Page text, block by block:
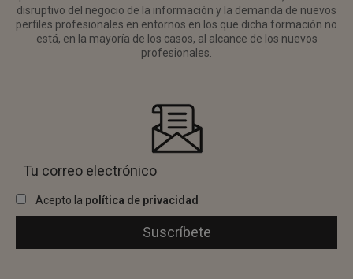
disruptivo del negocio de la información y la demanda de nuevos
perfiles profesionales en entornos en los que dicha formación no
está, en la mayoría de los casos, al alcance de los nuevos
profesionales.
Acepto la política de privacidad